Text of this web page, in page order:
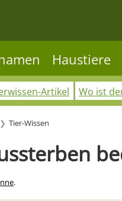
Haustiere
Artikel Wo ist
Tier-Wissen
.